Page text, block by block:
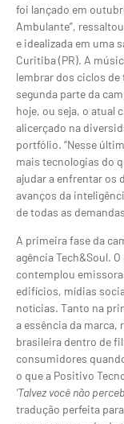
foi lançado em
Ambulante”,
e idealizada em uma
Curitiba (PR). A
lembrar dos ciclos
segunda parte da
hoje, ou seja, o atual
alicerçado na
portfólio. “Nesse
mais tecnologias do
ajudar a enfrentar os
avanços da
de todas as
A primeira fase da
agência Tech&Soul.
contemplou
edifícios, mídias
notícias. Tanto na
a essência da marca,
brasileira dentro de
consumidores
o que a Positivo
‘Talvez você não
tradução perfeita